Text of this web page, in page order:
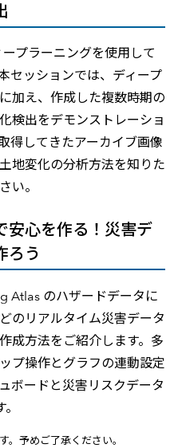
プラーニングを使用して
セッションでは、ディープ
加え、作成した複数時期の
検出をデモンストレーショ
得してきたアーカイブ画像
地変化の分析方法を知りた
い。
心を作る！災害デ
ろう
Atlas のハザードデータに
のリアルタイム災害データ
成方法をご紹介します。多
プ操作とグラフの連動設定
ボードと災害リスクデータ
予めご了承ください。